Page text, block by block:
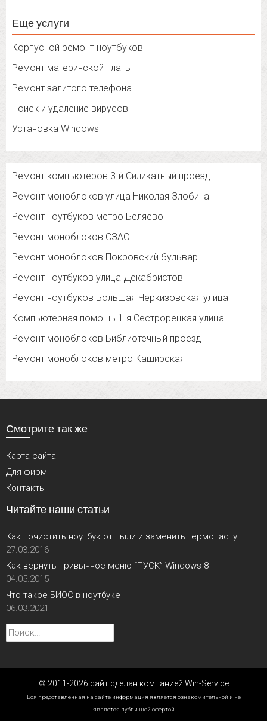
Еще услуги
Корпусной ремонт ноутбуков
Ремонт материнской платы
Ремонт залитого телефона
Поиск и удаление вирусов
Установка Windows
Ремонт компьютеров 3-й Силикатный проезд
Ремонт моноблоков улица Николая Злобина
Ремонт ноутбуков метро Беляево
Ремонт моноблоков СЗАО
Ремонт моноблоков Покровский бульвар
Ремонт ноутбуков улица Декабристов
Ремонт ноутбуков Большая Черкизовская улица
Компьютерная помощь 1-я Сестрорецкая улица
Ремонт моноблоков Библиотечный проезд
Ремонт моноблоков метро Каширская
Смотрите так же
Карта сайта
Для фирм
Контакты
Читайте наши статьи
Как почистить ноутбук от пыли и заменить термопасту
27.03.2016
Как вернуть привычное меню “ПУСК” Windows 8
04.05.2015
Что такое БИОС в ноутбуке
06.03.2021
Найти:
© 2011-2026 сайт сделан компанией Win-Service
Вся представленная на сайте информация является ознакомительной и не
является публичной офертой